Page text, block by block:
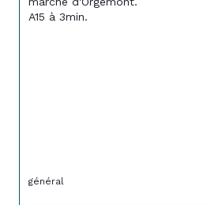
A15 à 3min.
général